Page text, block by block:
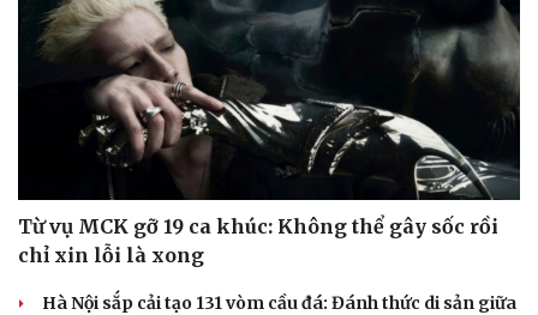
Từ vụ MCK gỡ 19 ca khúc: Không thể gây sốc rồi
chỉ xin lỗi là xong
Hà Nội sắp cải tạo 131 vòm cầu đá: Đánh thức di sản giữa